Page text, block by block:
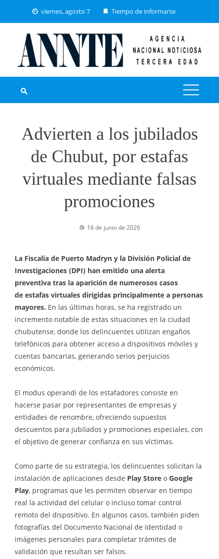
viernes, agosto 7 Tiempo de informarse
Advierten a los jubilados
de Chubut, por estafas
virtuales mediante falsas
promociones
16 de junio de 2026
La Fiscalía de Puerto Madryn y la División Policial de
Investigaciones (DPI) han emitido una alerta
preventiva tras la aparición de numerosos casos
de estafas virtuales dirigidas principalmente a personas
mayores. En las últimas horas, se ha registrado un
incremento notable de estas situaciones en la ciudad
chubutense, donde los delincuentes utilizan engaños
telefónicos para obtener acceso a dispositivos móviles y
cuentas bancarias, generando serios perjuicios
económicos.
El modus operandi de los estafadores consiste en
hacerse pasar por representantes de empresas y
entidades de renombre, ofreciendo supuestos
descuentos para jubilados y promociones especiales, con
el objetivo de generar confianza en sus víctimas.
Como parte de su estrategia, los delincuentes solicitan la
instalación de aplicaciones desde Play Store o Google
Play, programas que les permiten observar en tiempo
real la actividad del celular o incluso tomar control
remoto del dispositivo. En algunos casos, también piden
fotografías del Documento Nacional de Identidad o
imágenes personales para completar trámites de
validación que resultan ser falsos.